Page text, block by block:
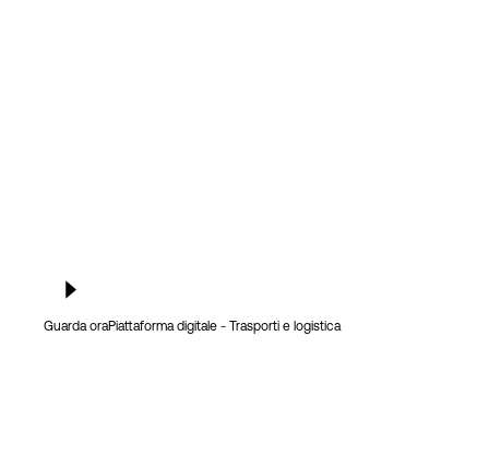
Guarda oraPiattaforma digitale - Trasporti e logistica